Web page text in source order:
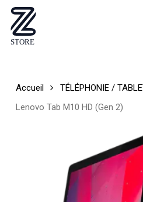
Skip
main
Accueil TÉLÉPHONIE /
Lenovo Tab M10 HD (Gen 2)